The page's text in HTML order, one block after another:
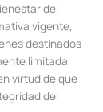
del
vigente,
destinados
limitada
virtud de que
del